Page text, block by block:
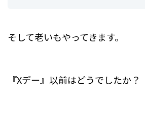
そして老いもやってきます。
『Xデー』以前はどうでしたか？